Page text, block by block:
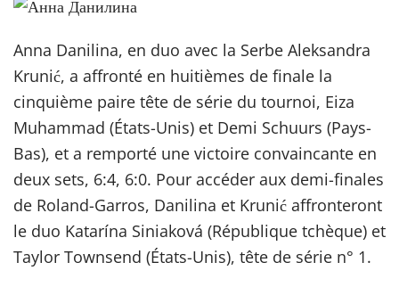
Anna Danilina, en duo avec la Serbe Aleksandra
Krunić, a affronté en huitièmes de finale la
cinquième paire tête de série du tournoi, Eiza
Muhammad (États-Unis) et Demi Schuurs (Pays-
Bas), et a remporté une victoire convaincante en
deux sets, 6:4, 6:0. Pour accéder aux demi-finales
de Roland-Garros, Danilina et Krunić affronteront
le duo Katarína Siniaková (République tchèque) et
Taylor Townsend (États-Unis), tête de série n° 1.